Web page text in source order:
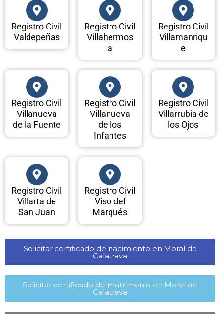
Registro Civil
Valdepeñas
Registro Civil
Villahermos
a
Registro Civil
Villamanriqu
e
Registro Civil
Villanueva
de la Fuente
Registro Civil
Villanueva
de los
Infantes
Registro Civil
Villarrubia de
los Ojos
Registro Civil
Villarta de
San Juan
Registro Civil
Viso del
Marqués
Solicitar certificado de nacimiento en Moral de
Calatrava​
Solicitar certificado de matrimonio en Moral de
Calatrava​